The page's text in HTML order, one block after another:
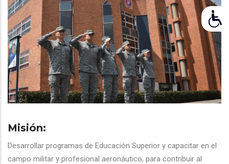
Misión:
Desarrollar programas de Educación Superior y capacitar en el
campo militar y profesional aeronáutico, para contribuir al